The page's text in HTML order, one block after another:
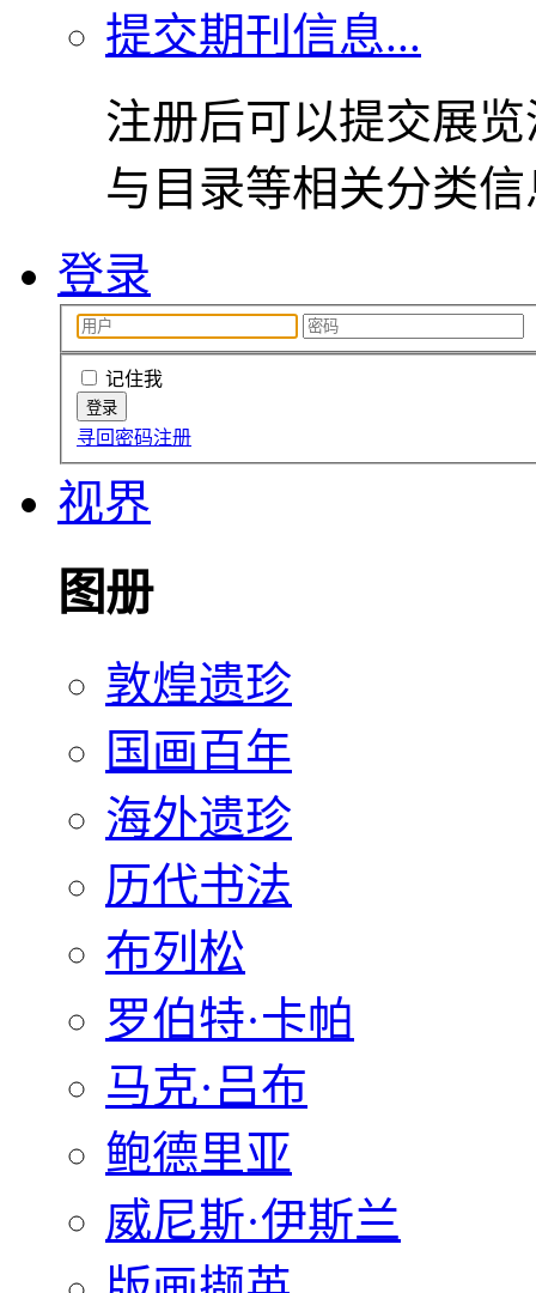
提交期刊信息...
注册后可以提交展
与目录等相关分类
登录
记住我
寻回密码注册
视界
图册
敦煌遗珍
国画百年
海外遗珍
历代书法
布列松
罗伯特·卡帕
马克·吕布
鲍德里亚
威尼斯·伊斯兰